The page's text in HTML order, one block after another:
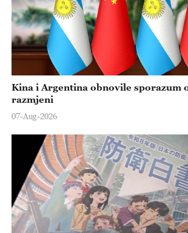
Kina i Argentina obnovile sporazum
razmjeni
07-Aug-2026